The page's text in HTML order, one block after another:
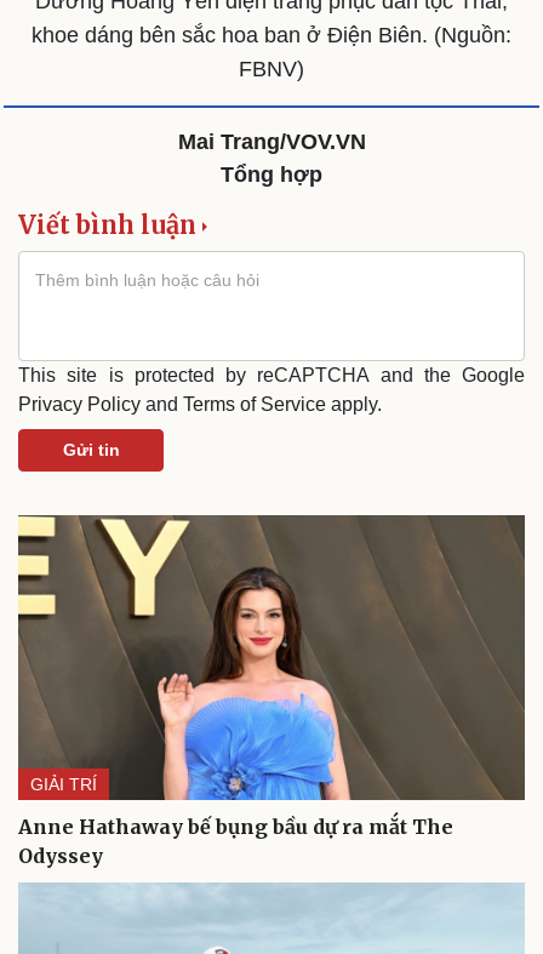
Văn học
Âm nhạc
Thời trang
Sao Việt
khoe dáng bên sắc hoa ban ở Điện Biên. (Nguồn:
FBNV)
Mai Trang/VOV.VN
Tổng hợp
Viết bình luận
This site is protected by reCAPTCHA and the Google
Privacy Policy and Terms of Service apply.
Gửi tin
GIẢI TRÍ
Anne Hathaway bế bụng bầu dự ra mắt The
Odyssey